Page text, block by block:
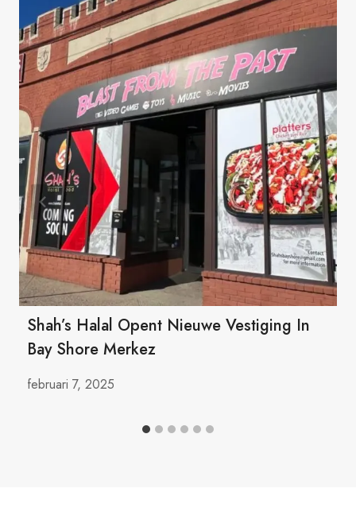
Shah’s Halal Opent Nieuwe Vestiging In
Bay Shore Merkez
februari 7, 2025